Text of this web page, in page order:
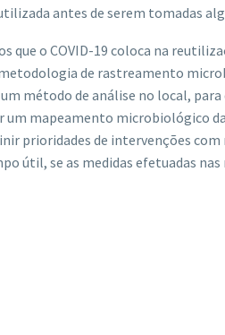
antes de serem tomadas
que o COVID-19 coloca na
de rastreamento
método de análise no local,
mapeamento microbiológico
prioridades de intervenções com
útil, se as medidas efetuadas nas